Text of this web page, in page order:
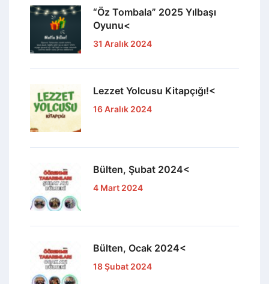
“Öz Tombala” 2025 Yılbaşı
Oyunu<
31 Aralık 2024
Lezzet Yolcusu Kitapçığı!<
16 Aralık 2024
Bülten, Şubat 2024<
4 Mart 2024
Bülten, Ocak 2024<
18 Şubat 2024